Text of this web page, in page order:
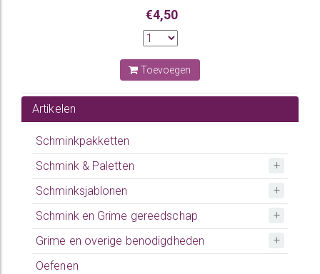
€4,50
Toevoegen
Artikelen
Schminkpakketten
Schmink & Paletten
Schminksjablonen
Schmink en Grime gereedschap
Grime en overige benodigdheden
Oefenen